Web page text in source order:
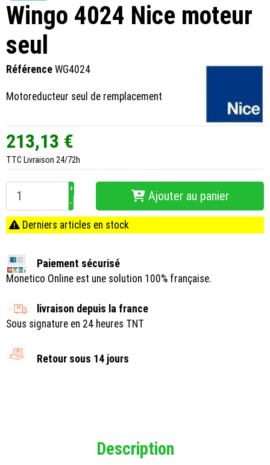
Wingo 4024 Nice moteur
seul
Référence WG4024
Motoreducteur seul de remplacement
213,13 €
TTC Livraison 24/72h
+
−
Ajouter au panier
Derniers articles en stock
Paiement sécurisé
Monetico Online est une solution 100% française.
livraison depuis la france
Sous signature en 24 heures TNT
Retour sous 14 jours
Description